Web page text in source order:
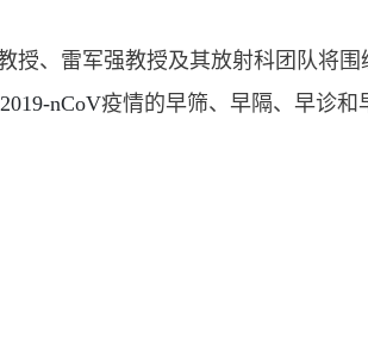
授、雷军强教授及其放射科团队将
2019-nCoV疫情的早筛、早隔、早诊和